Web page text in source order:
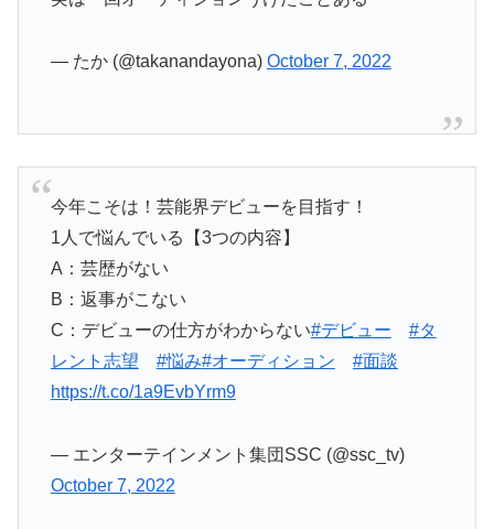
— たか (@takanandayona) October 7, 2022
今年こそは！芸能界デビューを目指す！
1人で悩んでいる【3つの内容】
A：芸歴がない
B：返事がこない
C：デビューの仕方がわからない#デビュー
#タ
レント志望
#悩み#オーディション
#面談
https://t.co/1a9EvbYrm9
— エンターテインメント集団SSC (@ssc_tv)
October 7, 2022